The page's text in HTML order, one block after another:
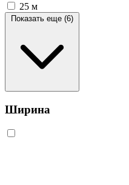
25 м
Показать еще (6)
Ширина